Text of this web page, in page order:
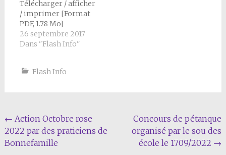
Télécharger / afficher
/ imprimer [Format
PDF, 1.78 Mo]
26 septembre 2017
Dans "Flash Info"
Flash Info
Navigation
Article
← Action Octobre rose
2022 par des praticiens de
Bonnefamille
Concours de pétanque
organisé par le sou des
école le 1709/2022 →